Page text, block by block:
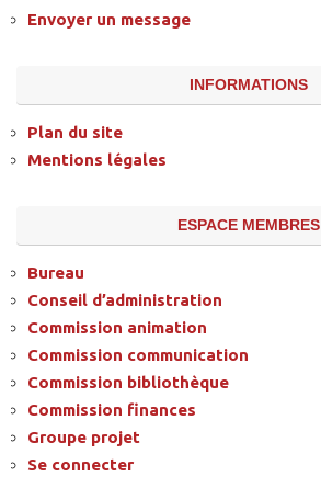
Envoyer un message
INFORMATIONS
Plan du site
Mentions légales
ESPACE MEMBRES
Bureau
Conseil d’administration
Commission animation
Commission communication
Commission bibliothèque
Commission finances
Groupe projet
Se connecter